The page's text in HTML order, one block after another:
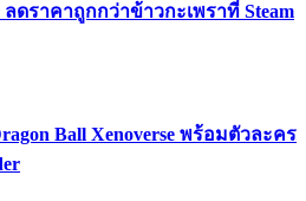
ลดราคาถูกกว่าข้าวกะเพราที่ Steam
Ball Xenoverse พร้อมตัวละคร